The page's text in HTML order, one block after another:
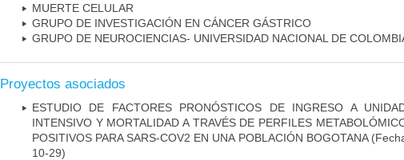
MUERTE CELULAR
GRUPO DE INVESTIGACIÓN EN CÁNCER GÁSTRICO
GRUPO DE NEUROCIENCIAS- UNIVERSIDAD NACIONAL DE
Proyectos asociados
ESTUDIO DE FACTORES PRONÓSTICOS DE INGRESO A
INTENSIVO Y MORTALIDAD A TRAVÉS DE PERFILES
POSITIVOS PARA SARS-COV2 EN UNA POBLACIÓN BOGOTANA
10-29)